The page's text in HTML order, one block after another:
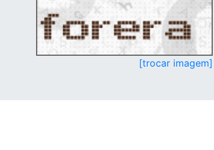
[trocar imagem]